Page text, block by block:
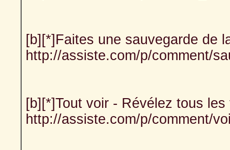
[b][*]Faites une sauvegarde de
http://assiste.com/p/comment/
[b][*]Tout voir - Révélez tous
http://assiste.com/p/comment/